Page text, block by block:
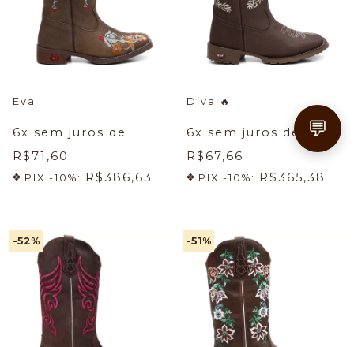
Eva
6x sem juros de
R$71,60
PIX -10%: R$386,63
Diva 🔥
6x sem juros de
R$67,66
PIX -10%: R$365,38
-52% -51%
💬